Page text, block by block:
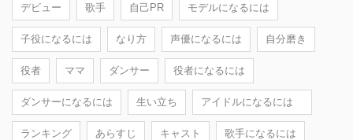
デビュー 歌手 自己PR モデルになるには
子役になるには なり方 声優になるには 自分磨き
役者 ママ ダンサー 役者になるには
ダンサーになるには 生い立ち アイドルになるには
ランキング あらすじ キャスト 歌手になるには